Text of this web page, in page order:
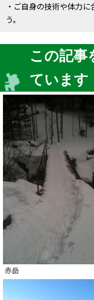
・ご自身の技術や体力
う。
この記事
ています
赤岳